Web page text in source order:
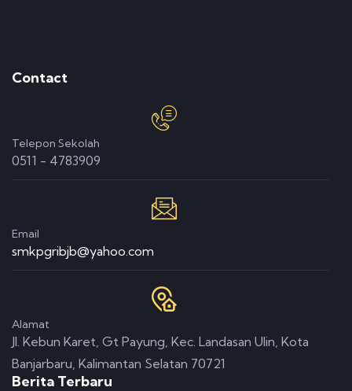
Contact
Telepon Sekolah
0511 - 4783909
Email
smkpgribjb@yahoo.com
Alamat
Jl. Kebun Karet, Gt Payung, Kec. Landasan Ulin, Kota
Banjarbaru, Kalimantan Selatan 70721
Berita Terbaru